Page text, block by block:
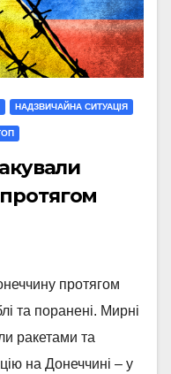
НАДЗВИЧАЙНА СИТУАЦІЯ
протягом
та поранені. Мирні
ракетами та
на Донеччині – у